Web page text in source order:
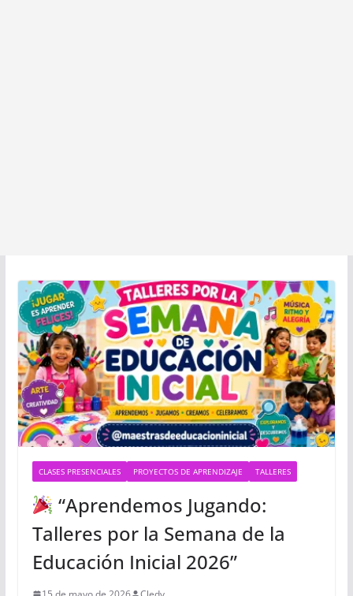
CLASES PRESENCIALES PROYECTOS DE APRENDIZAJE TALLERES
“Aprendemos Jugando:
Talleres por la Semana de la
Educación Inicial 2026”